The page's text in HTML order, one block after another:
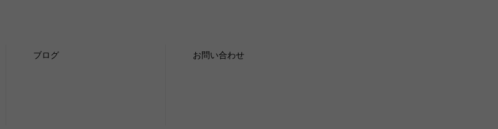
ブログ お問い合わせ